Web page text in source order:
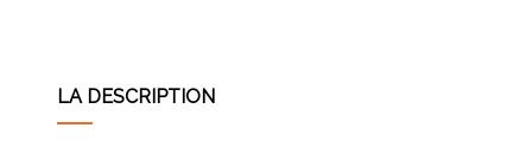
LA DESCRIPTION